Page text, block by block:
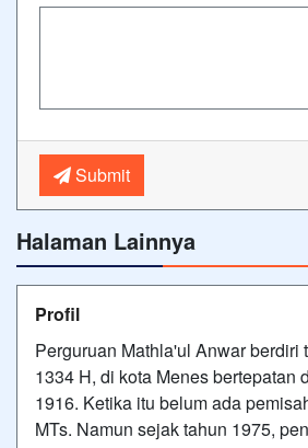
Submit
Halaman Lainnya
Profil
Perguruan Mathla'ul Anwar berdiri
1334 H, di kota Menes bertepatan
1916. Ketika itu belum ada
MTs. Namun sejak tahun 1975,